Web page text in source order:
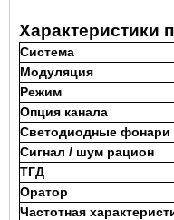
Характеристики
Система
Модуляция
Режим
Опция канала
Светодиодные фонари
Сигнал / шум рацион
ТГД
Оратор
Частотная